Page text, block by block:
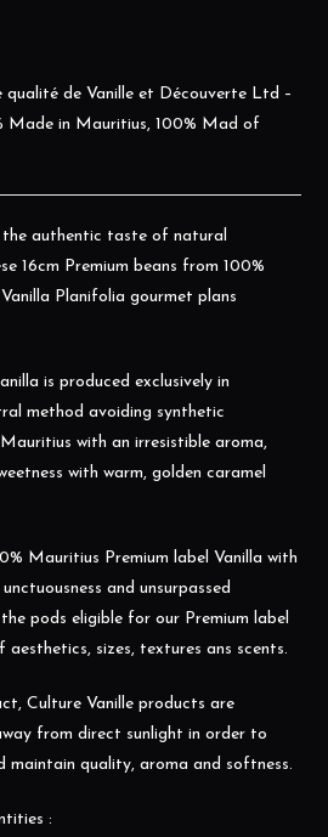
qualité de Vanille et Découverte Ltd –
Made in Mauritius, 100% Mad of
authentic taste of natural
16cm Premium beans from 100%
Planifolia gourmet plans
is produced exclusively in
method avoiding synthetic
with an irresistible aroma,
with warm, golden caramel
Mauritius Premium label Vanilla with
and unsurpassed
pods eligible for our Premium label
sizes, textures ans scents.
Culture Vanille products are
from direct sunlight in order to
maintain quality, aroma and softness.
: